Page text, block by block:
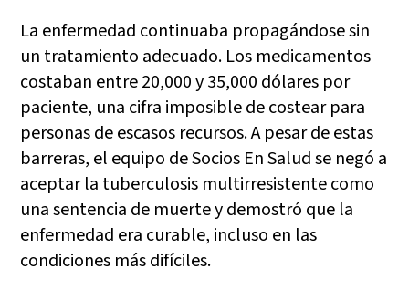
La enfermedad continuaba propagándose sin
un tratamiento adecuado. Los medicamentos
costaban entre 20,000 y 35,000 dólares por
paciente, una cifra imposible de costear para
personas de escasos recursos. A pesar de estas
barreras, el equipo de Socios En Salud se negó a
aceptar la tuberculosis multirresistente como
una sentencia de muerte y demostró que la
enfermedad era curable, incluso en las
condiciones más difíciles.